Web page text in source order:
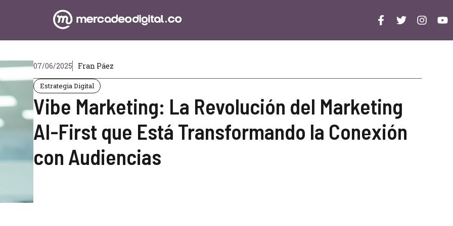
07/06/2025 Fran Páez
Estrategia Digital
Vibe Marketing: La Revolución del Marketing
AI-First que Está Transformando la Conexión
con Audiencias